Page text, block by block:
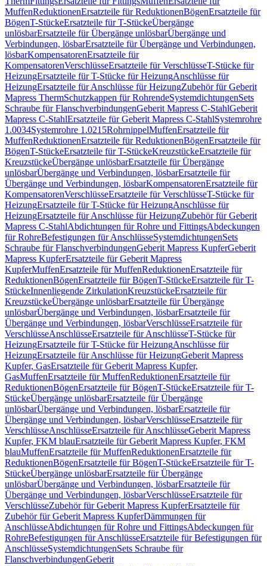
MuffenReduktionenErsatzteile für ReduktionenBögenErsatzteile für
BögenT-StückeErsatzteile für T-StückeÜbergänge
unlösbarErsatzteile für Übergänge unlösbarÜbergänge und
Verbindungen, lösbarErsatzteile für Übergänge und Verbindungen,
lösbarKompensatorenErsatzteile für
KompensatorenVerschlüsseErsatzteile für VerschlüsseT-Stücke für
HeizungErsatzteile für T-Stücke für HeizungAnschlüsse für
HeizungErsatzteile für Anschlüsse für HeizungZubehör für Geberit
Mapress ThermSchutzkappen für RohrendeSystemdichtungenSets
Schraube für FlanschverbindungenGeberit Mapress C-StahlGeberit
Mapress C-StahlErsatzteile für Geberit Mapress C-StahlSystemrohre
1.0034Systemrohre 1.0215RohrnippelMuffenErsatzteile für
MuffenReduktionenErsatzteile für ReduktionenBögenErsatzteile für
BögenT-StückeErsatzteile für T-StückeKreuzstückeErsatzteile für
KreuzstückeÜbergänge unlösbarErsatzteile für Übergänge
unlösbarÜbergänge und Verbindungen, lösbarErsatzteile für
Übergänge und Verbindungen, lösbarKompensatorenErsatzteile für
KompensatorenVerschlüsseErsatzteile für VerschlüsseT-Stücke für
HeizungErsatzteile für T-Stücke für HeizungAnschlüsse für
HeizungErsatzteile für Anschlüsse für HeizungZubehör für Geberit
Mapress C-StahlAbdichtungen für Rohre und FittingsAbdeckungen
für RohreBefestigungen für AnschlüsseSystemdichtungenSets
Schraube für FlanschverbindungenGeberit Mapress KupferGeberit
Mapress KupferErsatzteile für Geberit Mapress
KupferMuffenErsatzteile für MuffenReduktionenErsatzteile für
ReduktionenBögenErsatzteile für BögenT-StückeErsatzteile für T-
StückeInnenliegende ZirkulationKreuzstückeErsatzteile für
KreuzstückeÜbergänge unlösbarErsatzteile für Übergänge
unlösbarÜbergänge und Verbindungen, lösbarErsatzteile für
Übergänge und Verbindungen, lösbarVerschlüsseErsatzteile für
VerschlüsseAnschlüsseErsatzteile für AnschlüsseT-Stücke für
HeizungErsatzteile für T-Stücke für HeizungAnschlüsse für
HeizungErsatzteile für Anschlüsse für HeizungGeberit Mapress
Kupfer, GasErsatzteile für Geberit Mapress Kupfer,
GasMuffenErsatzteile für MuffenReduktionenErsatzteile für
ReduktionenBögenErsatzteile für BögenT-StückeErsatzteile für T-
StückeÜbergänge unlösbarErsatzteile für Übergänge
unlösbarÜbergänge und Verbindungen, lösbarErsatzteile für
Übergänge und Verbindungen, lösbarVerschlüsseErsatzteile für
VerschlüsseAnschlüsseErsatzteile für AnschlüsseGeberit Mapress
Kupfer, FKM blauErsatzteile für Geberit Mapress Kupfer, FKM
blauMuffenErsatzteile für MuffenReduktionenErsatzteile für
ReduktionenBögenErsatzteile für BögenT-StückeErsatzteile für T-
StückeÜbergänge unlösbarErsatzteile für Übergänge
unlösbarÜbergänge und Verbindungen, lösbarErsatzteile für
Übergänge und Verbindungen, lösbarVerschlüsseErsatzteile für
VerschlüsseZubehör für Geberit Mapress KupferErsatzteile für
Zubehör für Geberit Mapress KupferDämmungen für
AnschlüsseAbdichtungen für Rohre und FittingsAbdeckungen für
RohreBefestigungen für AnschlüsseErsatzteile für Befestigungen für
AnschlüsseSystemdichtungenSets Schraube für
FlanschverbindungenGeberit